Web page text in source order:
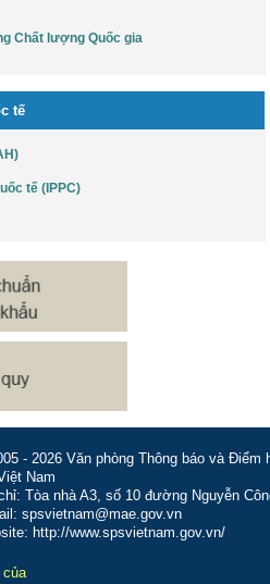
Chất lượng Quốc gia
tế
tế (IPPC)
- 2026 Văn phòng Thông báo và
Nam
Tòa nhà A3, số 10 đường Nguyễn
spsvietnam@mae.gov.vn
http://www.spsvietnam.gov.vn/